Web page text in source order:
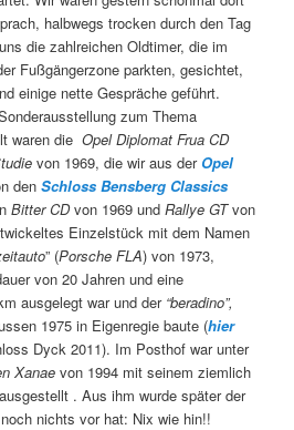
halbwegs trocken durch den Tag
die zahlreichen Oldtimer, die im
Fußgängerzone parkten, gesichtet,
einige nette Gespräche geführt.
zum Thema
waren dieOpel Diplomat Frua CD
von 1969, die wir aus der Opel
denSchloss Bensberg Classics
Bitter CDvon 1969 undRallye GTvon
Einzelstück mit dem Namen
” (Porsche FLA) von 1973,
von 20 Jahren und eine
ausgelegt war und der “beradino”,
1975 in Eigenregie baute (hier
Dyck 2011). Im Posthof war unter
Xanaevon 1994 mit seinem ziemlich
. Aus ihm wurde später der
nichts vor hat: Nix wie hin!!